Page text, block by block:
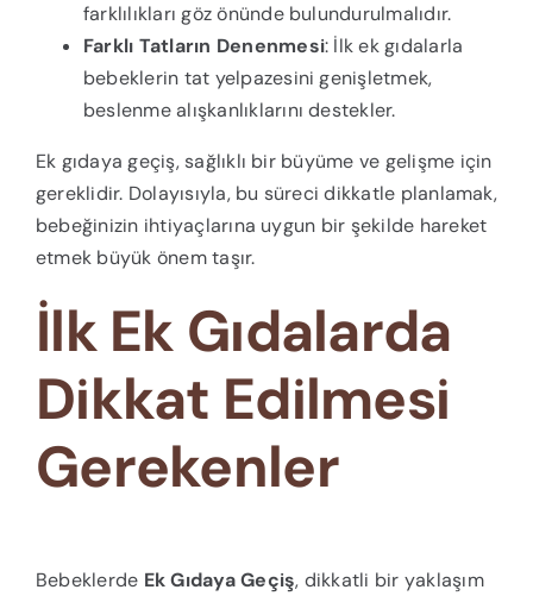
farklılıkları göz önünde bulundurulmalıdır.
Farklı Tatların Denenmesi: İlk ek gıdalarla
bebeklerin tat yelpazesini genişletmek,
beslenme alışkanlıklarını destekler.
Ek gıdaya geçiş, sağlıklı bir büyüme ve gelişme için
gereklidir. Dolayısıyla, bu süreci dikkatle planlamak,
bebeğinizin ihtiyaçlarına uygun bir şekilde hareket
etmek büyük önem taşır.
İlk Ek Gıdalarda
Dikkat Edilmesi
Gerekenler
Bebeklerde Ek Gıdaya Geçiş, dikkatli bir yaklaşım